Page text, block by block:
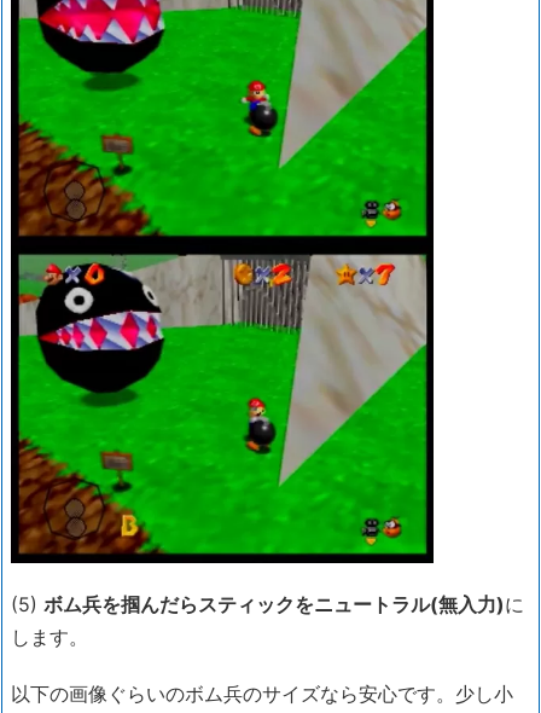
(5) ボム兵を掴んだらスティックをニュートラル(無入力)に
します。
以下の画像ぐらいのボム兵のサイズなら安心です。少し小